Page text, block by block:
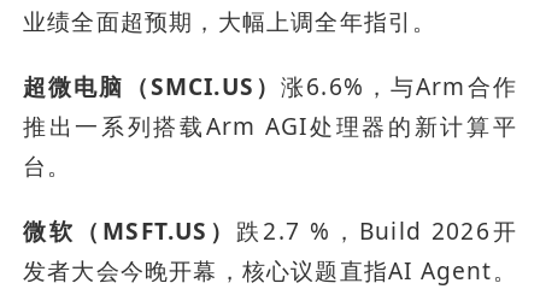
业绩全面超预期，大幅上调全年指引。
超微电脑（SMCI.US）涨6.6%，与Arm合作
推出一系列搭载Arm AGI处理器的新计算平
台。
微软（MSFT.US） 跌2.7 %，Build 2026开
发者大会今晚开幕，核心议题直指AI Agent。